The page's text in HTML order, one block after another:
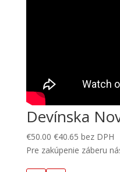
Devínska
€50.00 €40.65 bez DPH
Pre zakúpenie záberu